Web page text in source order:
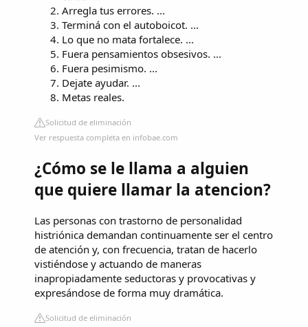
Arregla tus errores. ...
Terminá con el autoboicot. ...
Lo que no mata fortalece. ...
Fuera pensamientos obsesivos. ...
Fuera pesimismo. ...
Dejate ayudar. ...
Metas reales.
Solicitud de eliminación
Ver respuesta completa en infobae.com
¿Cómo se le llama a alguien
que quiere llamar la atencion?
Las personas con trastorno de personalidad
histriónica demandan continuamente ser el centro
de atención y, con frecuencia, tratan de hacerlo
vistiéndose y actuando de maneras
inapropiadamente seductoras y provocativas y
expresándose de forma muy dramática.
Solicitud de eliminación